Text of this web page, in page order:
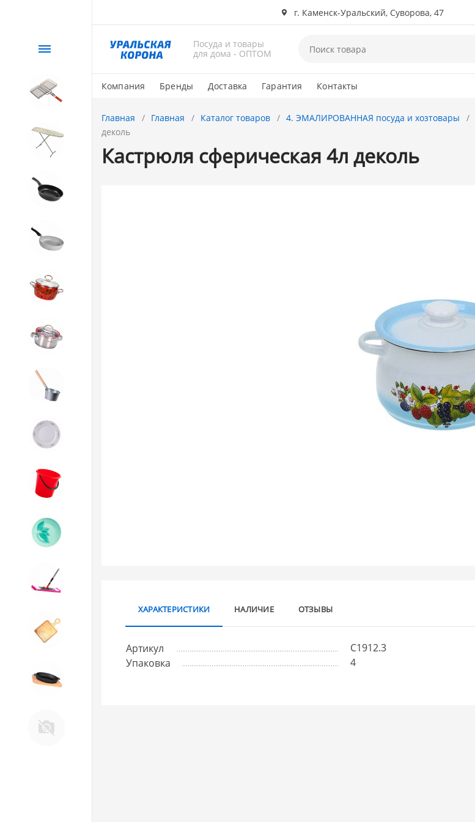
г. Каменск-Уральский, Суворова, 47
Посуда и товары
для дома - ОПТОМ
Компания Бренды Доставка Гарантия Контакты
Каталог
СЕЗОННЫЙ товар
1. Завод Исток
11. Товары для КУХНИ
Главная Главная Каталог товаров 4. ЭМАЛИРОВАННАЯ посуда и хозтовары
деколь
Кастрюля сферическая 4л деколь
ХАРАКТЕРИСТИКИ НАЛИЧИЕ ОТЗЫВЫ
Артикул
С1912.3
Упаковка
4